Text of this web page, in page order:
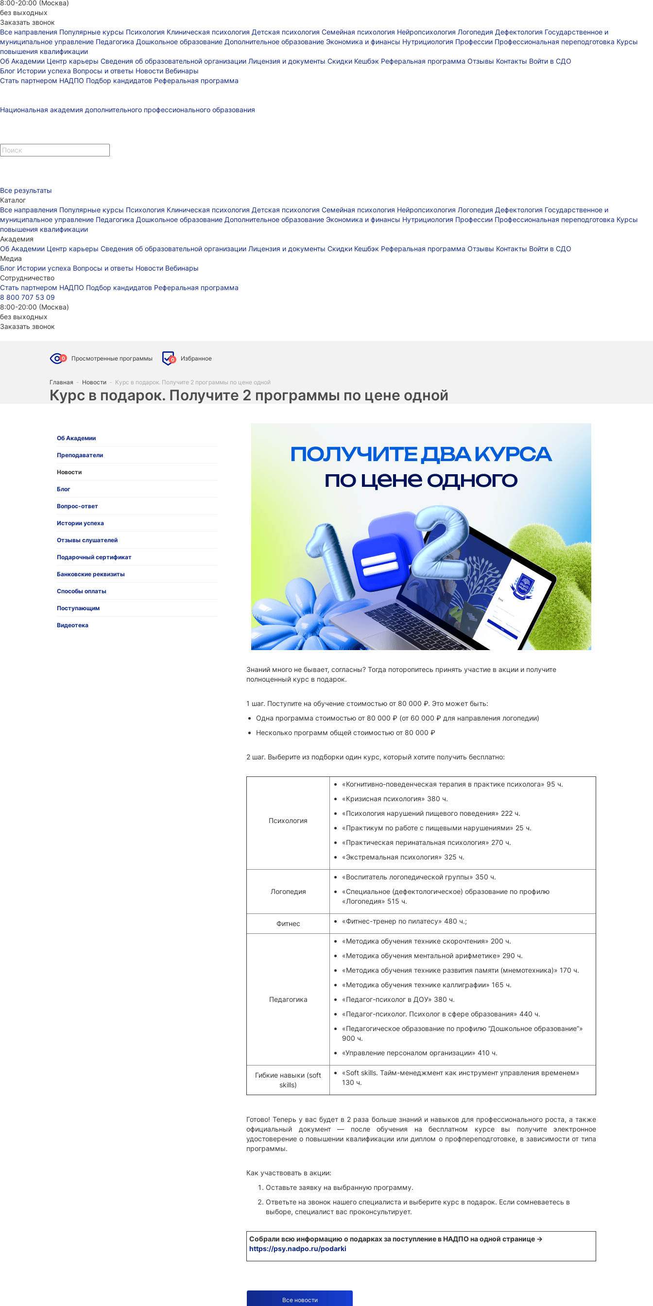
8:00-20:00 (Москва)
без выходных
Заказать звонок
Все направления Популярные курсы Психология Клиническая психология Детская психология Семейная психология Нейропсихология Логопедия Дефектология Государственное и
муниципальное управление Педагогика Дошкольное образование Дополнительное образование Экономика и финансы Нутрициология Профессии Профессиональная переподготовка Курсы
повышения квалификации
Об Академии Центр карьеры Сведения об образовательной организации Лицензия и документы Скидки Кешбэк Реферальная программа Отзывы Контакты Войти в СДО
Блог Истории успеха Вопросы и ответы Новости Вебинары
Стать партнером НАДПО Подбор кандидатов Реферальная программа
Национальная академия дополнительного профессионального образования
Все результаты
Каталог
Все направления Популярные курсы Психология Клиническая психология Детская психология Семейная психология Нейропсихология Логопедия Дефектология Государственное и
муниципальное управление Педагогика Дошкольное образование Дополнительное образование Экономика и финансы Нутрициология Профессии Профессиональная переподготовка Курсы
повышения квалификации
Академия
Об Академии Центр карьеры Сведения об образовательной организации Лицензия и документы Скидки Кешбэк Реферальная программа Отзывы Контакты Войти в СДО
Медиа
Блог Истории успеха Вопросы и ответы Новости Вебинары
Сотрудничество
Стать партнером НАДПО Подбор кандидатов Реферальная программа
8 800 707 53 09
8:00-20:00 (Москва)
без выходных
Заказать звонок
0 Просмотренные программы 0 Избранное
Главная - Новости - Курс в подарок. Получите 2 программы по цене одной
Курс в подарок. Получите 2 программы по цене одной
Об Академии
Преподаватели
Новости
Блог
Вопрос-ответ
Истории успеха
Отзывы слушателей
Подарочный сертификат
Банковские реквизиты
Способы оплаты
Поступающим
Видеотека
Знаний много не бывает, согласны? Тогда поторопитесь принять участие в акции и получите
полноценный курс в подарок.
1 шаг. Поступите на обучение стоимостью от 80 000 ₽. Это может быть:
Одна программа стоимостью от 80 000 ₽ (от 60 000 ₽ для направления логопедии)
Несколько программ общей стоимостью от 80 000 ₽
2 шаг. Выберите из подборки один курс, который хотите получить бесплатно:
Психология
«Когнитивно-поведенческая терапия в практике психолога» 95 ч.
«Кризисная психология» 380 ч.
«Психология нарушений пищевого поведения» 222 ч.
«Практикум по работе с пищевыми нарушениями» 25 ч.
«Практическая перинатальная психология» 270 ч.
«Экстремальная психология» 325 ч.
Логопедия
«Воспитатель логопедической группы» 350 ч.
«Специальное (дефектологическое) образование по профилю
«Логопедия» 515 ч.
Фитнес «Фитнес-тренер по пилатесу» 480 ч.;
Педагогика
«Методика обучения технике скорочтения» 200 ч.
«Методика обучения ментальной арифметике» 290 ч.
«Методика обучения технике развития памяти (мнемотехника)» 170 ч.
«Методика обучения технике каллиграфии» 165 ч.
«Педагог-психолог в ДОУ» 380 ч.
«Педагог-психолог. Психолог в сфере образования» 440 ч.
«Педагогическое образование по профилю “Дошкольное образование”»
900 ч.
«Управление персоналом организации» 410 ч.
Гибкие навыки (soft
skills)
«Soft skills. Тайм-менеджмент как инструмент управления временем»
130 ч.
Готово! Теперь у вас будет в 2 раза больше знаний и навыков для профессионального роста, а также
официальный документ — после обучения на бесплатном курсе вы получите электронное
удостоверение о повышении квалификации или диплом о профпереподготовке, в зависимости от типа
программы.
Как участвовать в акции:
Оставьте заявку на выбранную программу.
Ответьте на звонок нашего специалиста и выберите курс в подарок. Если сомневаетесь в
выборе, специалист вас проконсультирует.
Собрали всю информацию о подарках за поступление в НАДПО на одной странице →
https://psy.nadpo.ru/podarki
Все новости